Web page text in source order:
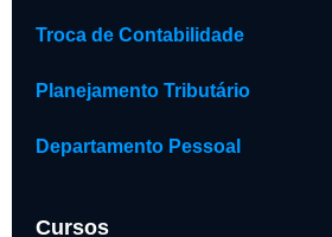
Troca de Contabilidade
Planejamento Tributário
Departamento Pessoal
Cursos